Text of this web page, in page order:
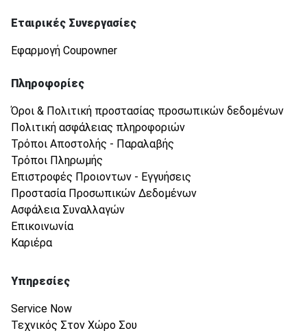
Εταιρικές Συνεργασίες
Εφαρμογή Coupowner
Πληροφορίες
Όροι & Πολιτική προστασίας προσωπικών δεδομένων
Πολιτική ασφάλειας πληροφοριών
Τρόποι Αποστολής - Παραλαβής
Τρόποι Πληρωμής
Επιστροφές Προιοντων - Εγγυήσεις
Προστασία Προσωπικών Δεδομένων
Ασφάλεια Συναλλαγών
Επικοινωνία
Καριέρα
Υπηρεσίες
Service Now
Τεχνικός Στον Χώρο Σου